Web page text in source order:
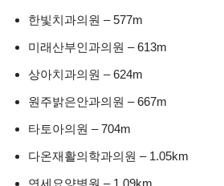
한빛치과의원 – 577m
미래산부인과의원 – 613m
상아치과의원 – 624m
원주밝은안과의원 – 667m
타토아의원 – 704m
다온재활의학과의원 – 1.05km
연세요양병원 – 1.09km